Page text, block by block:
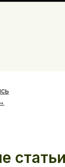
статьи